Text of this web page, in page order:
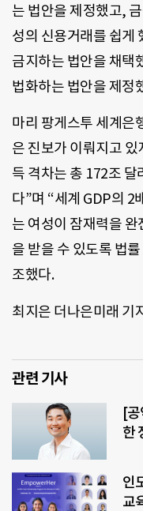
는 법안을 제정했고,
성의 신용거래를 쉽게
금지하는 법안을 채택
법화하는 법안을 제정
마리 팡게스투 세계은
은 진보가 이뤄지고
득 격차는 총 172조
다”며 “세계 GDP의 2
는 여성이 잠재력을
을 받을 수 있도록 법
조했다.
최지은 더나은미래
관련 기사
[공
한
인
교